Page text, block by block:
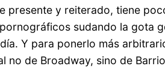
presente y reiterado, tiene
sudando la gota
Y para ponerlo más
no de Broadway, sino de